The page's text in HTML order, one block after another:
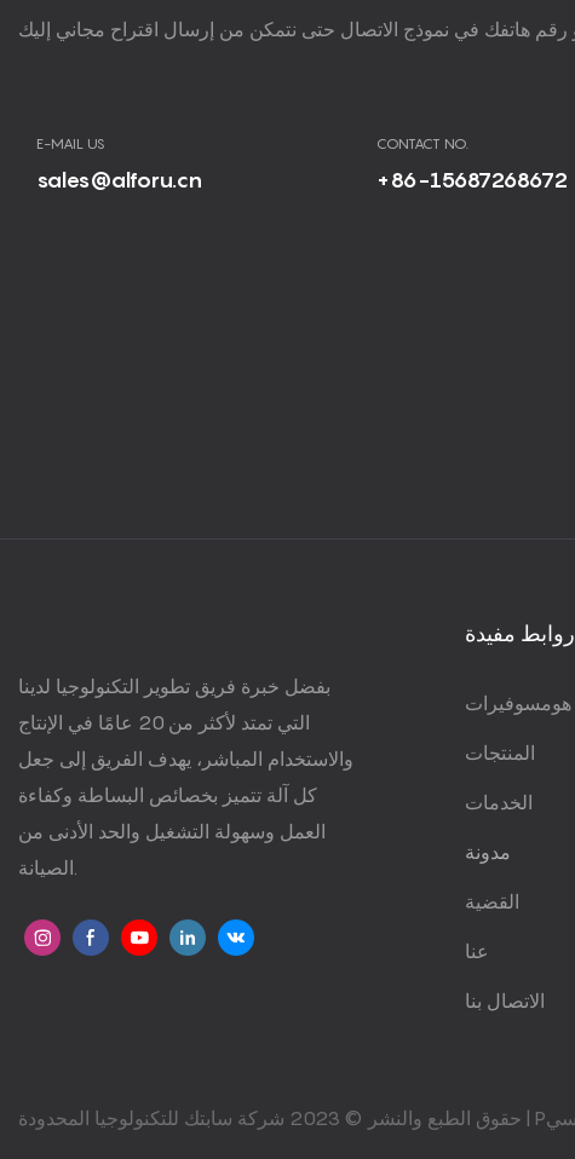
E-MAIL US
sales@alforu.cn
CONTACT NO.
+86-15687268672
بفضل خبرة فريق تطوير التكنولوجيا لدينا
التي تمتد لأكثر من 20 عامًا في الإنتاج
والاستخدام المباشر، يهدف الفريق إلى جعل
كل آلة تتميز بخصائص البساطة وكفاءة
العمل وسهولة التشغيل والحد الأدنى من
روابط مفيدة
هومسوفيرات
المنتجات
الخدمات
مدونة
القضية
عنا
الاتصال بنا
حقوق الطبع والنشر © 2023 شركة سابتك للتكنولوجيا المحدودة |